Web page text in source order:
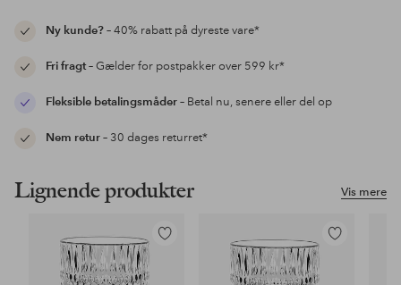
Ny kunde?– 40% rabatt på dyreste vare*
Fri fragt– Gælder for postpakker over 599 kr*
Fleksible betalingsmåder– Betal nu, senere eller del op
Nem retur– 30 dages returret*
Vis mere
Lignende produkter
Tilføj
Tilføj